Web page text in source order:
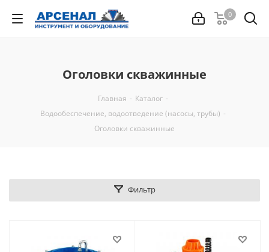
0
Оголовки скважинные
Главная - Каталог -
Водообеспечение, водоотведение (насосы, трубы) -
Оголовки скважинные
Фильтр